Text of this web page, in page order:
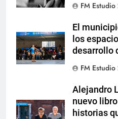
FM Estudio
El
los
desarrollo
FM Estudio
Alejandro
nuevo
historias